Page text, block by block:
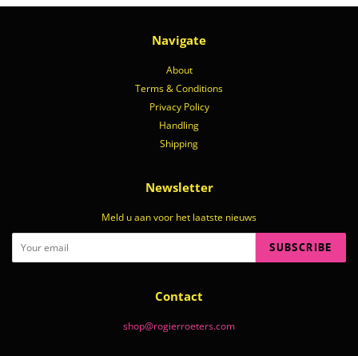
Navigate
About
Terms & Conditions
Privacy Policy
Handling
Shipping
Newsletter
Meld u aan voor het laatste nieuws
SUBSCRIBE
Contact
shop@rogierroeters.com